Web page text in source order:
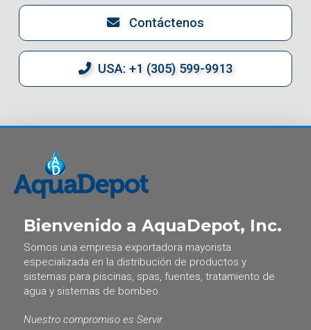
Contáctenos
USA: +1 (305) 599-9913
Bienvenido a AquaDepot, Inc.
Somos una empresa exportadora mayorista
especializada en la distribución de productos y
sistemas para piscinas, spas, fuentes, tratamiento de
agua y sistemas de bombeo.
Nuestro compromiso es Servir.